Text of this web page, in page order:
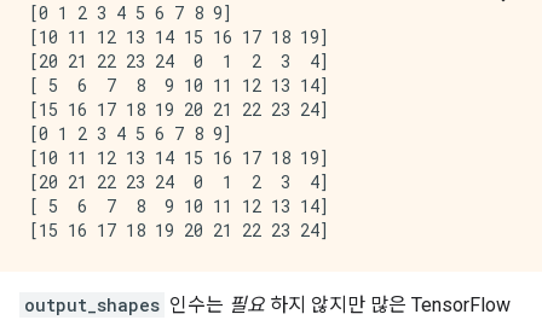
[0 1 2 3 4 5 6 7 8 9]
[10 11 12 13 14 15 16 17 18 19]
[20 21 22 23 24  0  1  2  3  4]
[ 5  6  7  8  9 10 11 12 13 14]
[15 16 17 18 19 20 21 22 23 24]
[0 1 2 3 4 5 6 7 8 9]
[10 11 12 13 14 15 16 17 18 19]
[20 21 22 23 24  0  1  2  3  4]
[ 5  6  7  8  9 10 11 12 13 14]
output_shapes 인수는 필요 하지 않지만 많은 TensorFlow